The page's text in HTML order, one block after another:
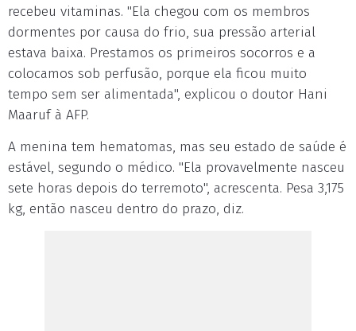
recebeu vitaminas. "Ela chegou com os membros
dormentes por causa do frio, sua pressão arterial
estava baixa. Prestamos os primeiros socorros e a
colocamos sob perfusão, porque ela ficou muito
tempo sem ser alimentada", explicou o doutor Hani
Maaruf à AFP.
A menina tem hematomas, mas seu estado de saúde é
estável, segundo o médico. "Ela provavelmente nasceu
sete horas depois do terremoto", acrescenta. Pesa 3,175
kg, então nasceu dentro do prazo, diz.